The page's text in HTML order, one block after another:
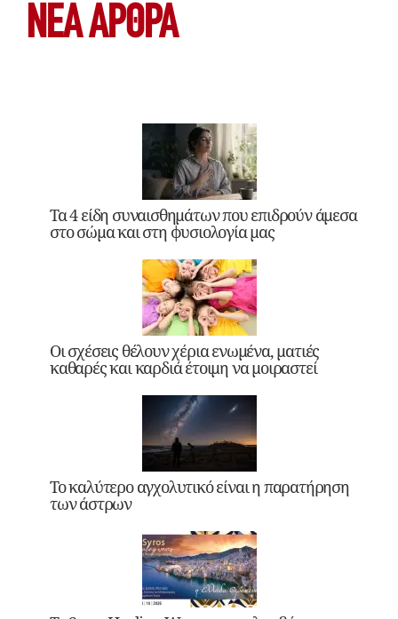
ΝΕΑ ΆΡΘΡΑ
Τα 4 είδη συναισθημάτων που επιδρούν άμεσα
στο σώμα και στη φυσιολογία μας
Οι σχέσεις θέλουν χέρια ενωμένα, ματιές
καθαρές και καρδιά έτοιμη να μοιραστεί
Το καλύτερο αγχολυτικό είναι η παρατήρηση
των άστρων